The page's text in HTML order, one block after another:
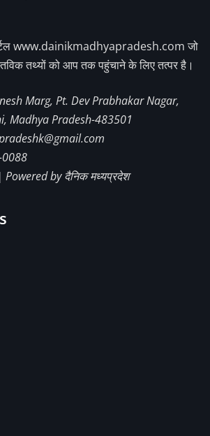
www.dainikmadhyapradesh.com जो
तथ्यों को आप तक पहुंचाने के लिए तत्पर है।
Marg, Pt. Dev Prabhakar Nagar,
Madhya Pradesh-483501
byदैनिक मध्यप्रदेश